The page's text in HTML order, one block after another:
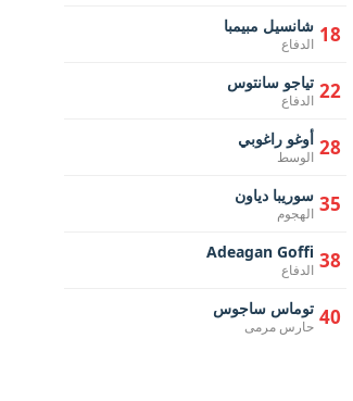
18 شانسيل مبيمبا
الدفاع
22 تياجو سانتوس
الدفاع
28 أوغو راغوبي
الوسط
35 سوريبا دياون
الهجوم
38
Adeagan Goffi
الدفاع
40 توماس ساجوس
حارس مرمى